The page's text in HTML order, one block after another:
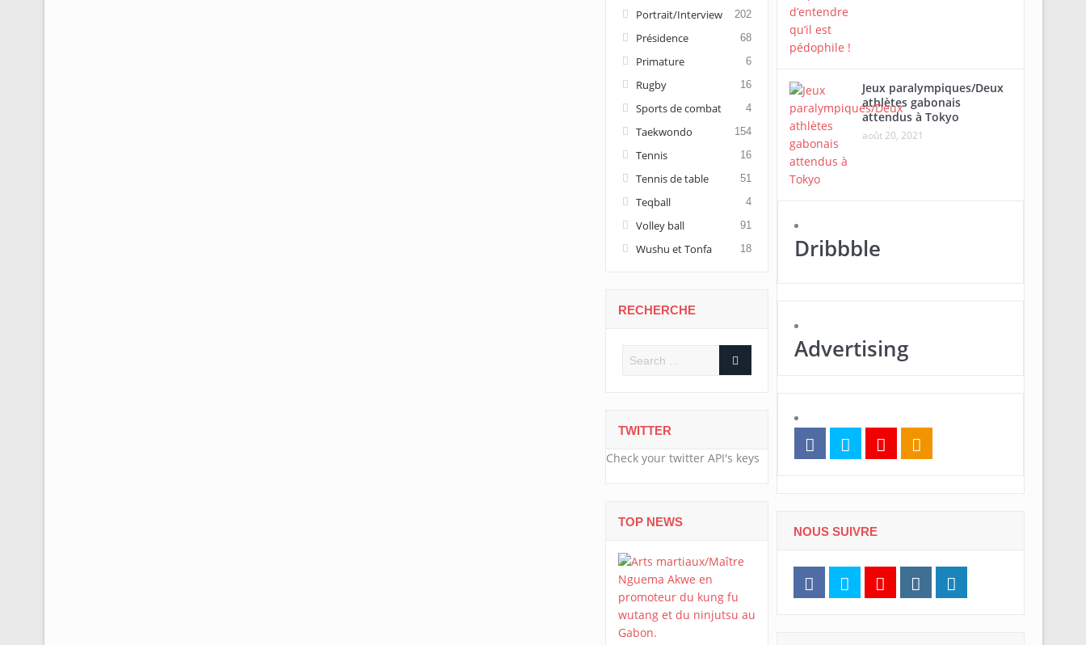
Portrait/Interview 202
Présidence 68
Primature 6
Rugby 16
Sports de combat 4
Taekwondo 154
Tennis 16
Tennis de table 51
Teqball 4
Volley ball 91
Wushu et Tonfa 18
RECHERCHE
TWITTER
Check your twitter API's keys
TOP NEWS
Jeux paralympiques/Deux
athlètes gabonais
attendus à Tokyo
août 20, 2021
Dribbble
Advertising
NOUS SUIVRE